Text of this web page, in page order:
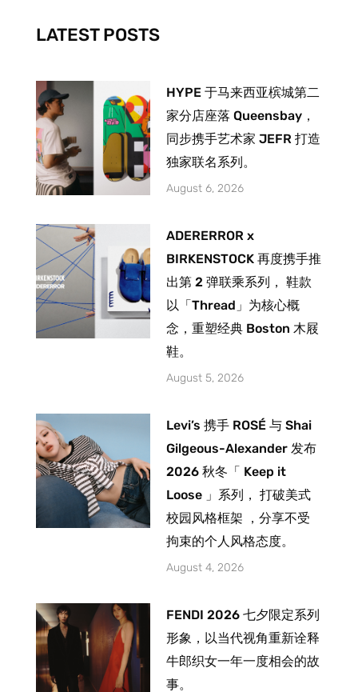
-
f
m
LATEST POSTS
HYPE 于马来西亚槟城第二
家分店座落 Queensbay，
同步携手艺术家 JEFR 打造
独家联名系列。
August 6, 2026
ADERERROR x
BIRKENSTOCK 再度携手推
出第 2 弹联乘系列， 鞋款
以「Thread」为核心概
念，重塑经典 Boston 木屐
鞋。
August 5, 2026
Levi’s 携手 ROSÉ 与 Shai
Gilgeous-Alexander 发布
2026 秋冬「 Keep it
Loose 」系列， 打破美式
校园风格框架 ，分享不受
拘束的个人风格态度。
August 4, 2026
FENDI 2026 七夕限定系列
形象，以当代视角重新诠释
牛郎织女一年一度相会的故
事。